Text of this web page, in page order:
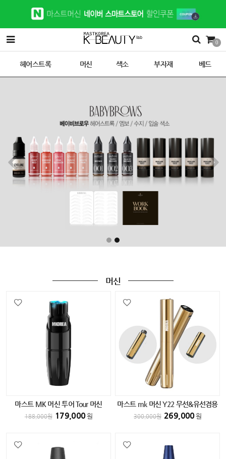
0
헤어스트록 머신 색소 부자재 베드
머신
마스트 MK 머신 투어 Tour 머신
BLACK
188,000원 179,000원
마스트 mk 머신 Y22 무선&유선겸용
머신 GOLD
300,000원 269,000원